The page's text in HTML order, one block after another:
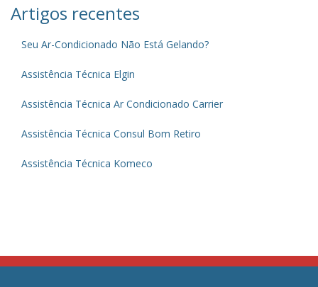
Artigos recentes
Seu Ar-Condicionado Não Está Gelando?
Assistência Técnica Elgin
Assistência Técnica Ar Condicionado Carrier
Assistência Técnica Consul Bom Retiro
Assistência Técnica Komeco